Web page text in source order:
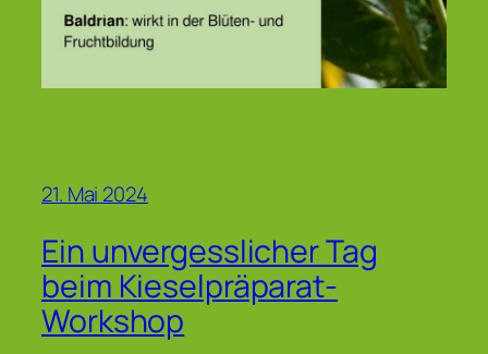
21. Mai 2024
Ein unvergesslicher Tag
beim Kieselpräparat-
Workshop